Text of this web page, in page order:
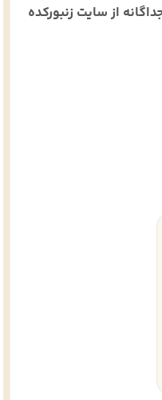
از سایت زنبورکده